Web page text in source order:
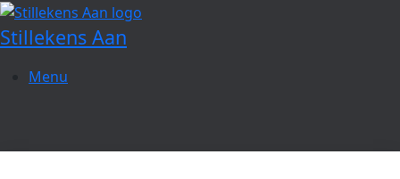
Spring
naar
de
inhoud
Stillekens Aan
Menu